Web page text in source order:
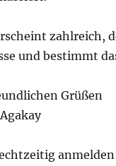
zahlreich,
und bestimmt
Grüßen